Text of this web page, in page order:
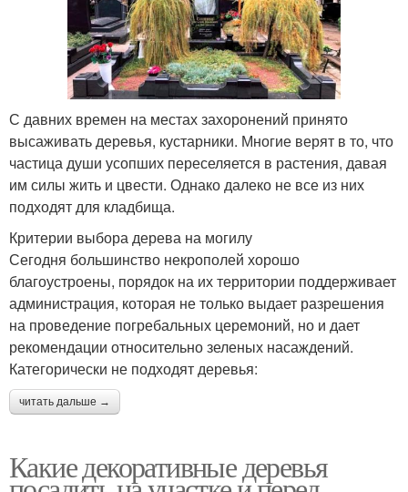
С давних времен на местах захоронений принято
высаживать деревья, кустарники. Многие верят в то, что
частица души усопших переселяется в растения, давая
им силы жить и цвести. Однако далеко не все из них
подходят для кладбища.
Критерии выбора дерева на могилу
Сегодня большинство некрополей хорошо
благоустроены, порядок на их территории поддерживает
администрация, которая не только выдает разрешения
на проведение погребальных церемоний, но и дает
рекомендации относительно зеленых насаждений.
Категорически не подходят деревья:
читать дальше →
Какие декоративные деревья